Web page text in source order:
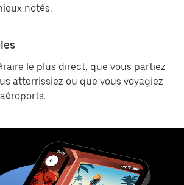
notés.
le plus direct, que vous partiez
atterrissiez ou que vous voyagiez